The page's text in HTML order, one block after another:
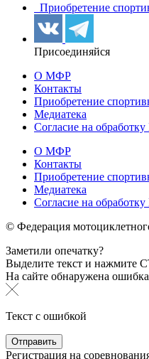
Приобретение
Присоединяйся
О МФР
Контакты
Приобретение
Медиатека
Согласие на
О МФР
Контакты
Приобретение
Медиатека
Согласие на
© Федерация
Заметили опечатку?
Выделите текст и нажмите
На сайте обнаружена ошибка
Текст с ошибкой
Регистрация на